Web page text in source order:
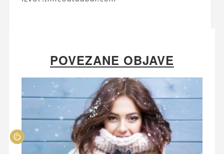
POVEZANE OBJAVE